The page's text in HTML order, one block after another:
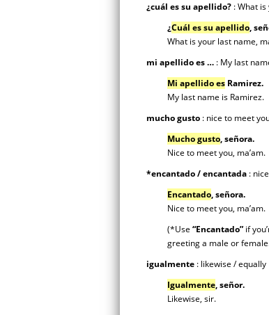
¿cuál es su apellido? : What
¿Cuál es su apellido,
What is your last name,
mi apellido es … : My last
Mi apellido es Ramirez.
My last name is Ramirez.
mucho gusto : nice to meet
Mucho gusto,señora.
Nice to meet you, ma’am.
*encantado / encantada :
Encantado, señora.
Nice to meet you, ma’am.
(*Use “Encantado” if
greeting a male or
igualmente : likewise / equally
Igualmente, señor.
Likewise, sir.